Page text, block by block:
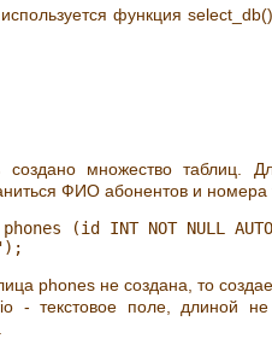
функция
множество таблиц.
ФИО абонентов и номера
(id INT NOT NULL
phones не создана, то
- текстовое поле, длиной